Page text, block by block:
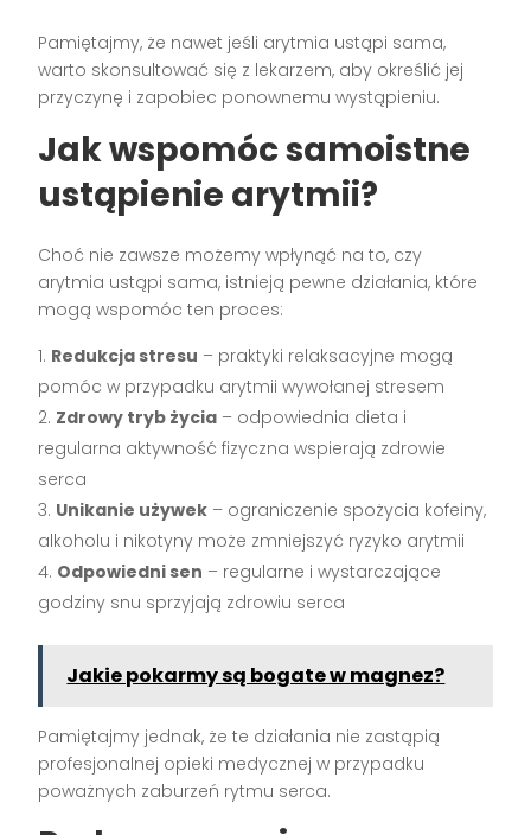
Pamiętajmy, że nawet jeśli arytmia ustąpi sama,
warto skonsultować się z lekarzem, aby określić jej
przyczynę i zapobiec ponownemu wystąpieniu.
Jak wspomóc samoistne
ustąpienie arytmii?
Choć nie zawsze możemy wpłynąć na to, czy
arytmia ustąpi sama, istnieją pewne działania, które
mogą wspomóc ten proces:
Redukcja stresu – praktyki relaksacyjne mogą
pomóc w przypadku arytmii wywołanej stresem
Zdrowy tryb życia – odpowiednia dieta i
regularna aktywność fizyczna wspierają zdrowie
serca
Unikanie używek – ograniczenie spożycia kofeiny,
alkoholu i nikotyny może zmniejszyć ryzyko arytmii
Odpowiedni sen – regularne i wystarczające
godziny snu sprzyjają zdrowiu serca
Jakie pokarmy są bogate w magnez?
Pamiętajmy jednak, że te działania nie zastąpią
profesjonalnej opieki medycznej w przypadku
poważnych zaburzeń rytmu serca.